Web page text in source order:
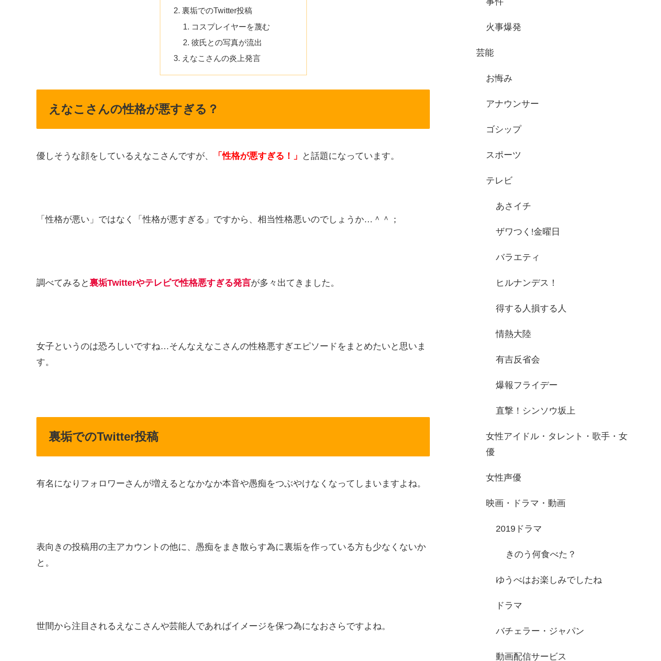
裏垢でのTwitter投稿
コスプレイヤーを蔑む
彼氏との写真が流出
えなこさんの炎上発言
えなこさんの性格が悪すぎる？
優しそうな顔をしているえなこさんですが、 「性格が悪すぎる！」 と話題になっています。
「性格が悪い」ではなく「性格が悪すぎる」ですから、相当性格悪いのでしょうか…＾＾；
調べてみると 裏垢Twitterやテレビで性格悪すぎる発言が多々出てきました。
女子というのは恐ろしいですね…そんなえなこさんの性格悪すぎエピソードをまとめたいと思いま
す。
裏垢でのTwitter投稿
有名になりフォロワーさんが増えるとなかなか本音や愚痴をつぶやけなくなってしまいますよね。
表向きの投稿用の主アカウントの他に、愚痴をまき散らす為に裏垢を作っている方も少なくないか
と。
世間から注目されるえなこさんや芸能人であればイメージを保つ為になおさらですよね。
火事爆発
芸能
お悔み
アナウンサー
ゴシップ
スポーツ
テレビ
あさイチ
ザワつく!金曜日
バラエティ
ヒルナンデス！
得する人損する人
情熱大陸
有吉反省会
爆報フライデー
直撃！シンソウ坂上
女性アイドル・タレント・歌手・女
優
女性声優
映画・ドラマ・動画
2019ドラマ
きのう何食べた？
ゆうべはお楽しみでしたね
ドラマ
バチェラー・ジャパン
動画配信サービス